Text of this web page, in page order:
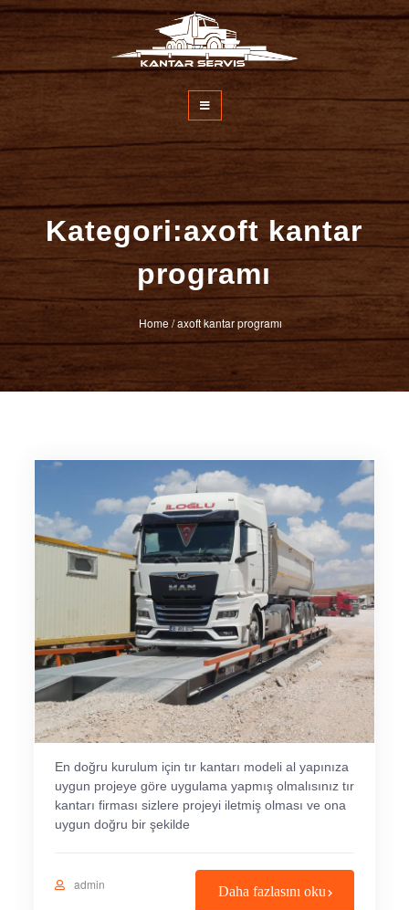
İçeriğe
Kantar Servisi
Kategori:axoft kantar
programı
Home/axoft kantar programı
En doğru kurulum için tır kantarı modeli al yapınıza
uygun projeye göre uygulama yapmış olmalısınız tır
kantarı firması sizlere projeyi iletmiş olması ve ona
uygun doğru bir şekilde
admin Daha fazlasını oku